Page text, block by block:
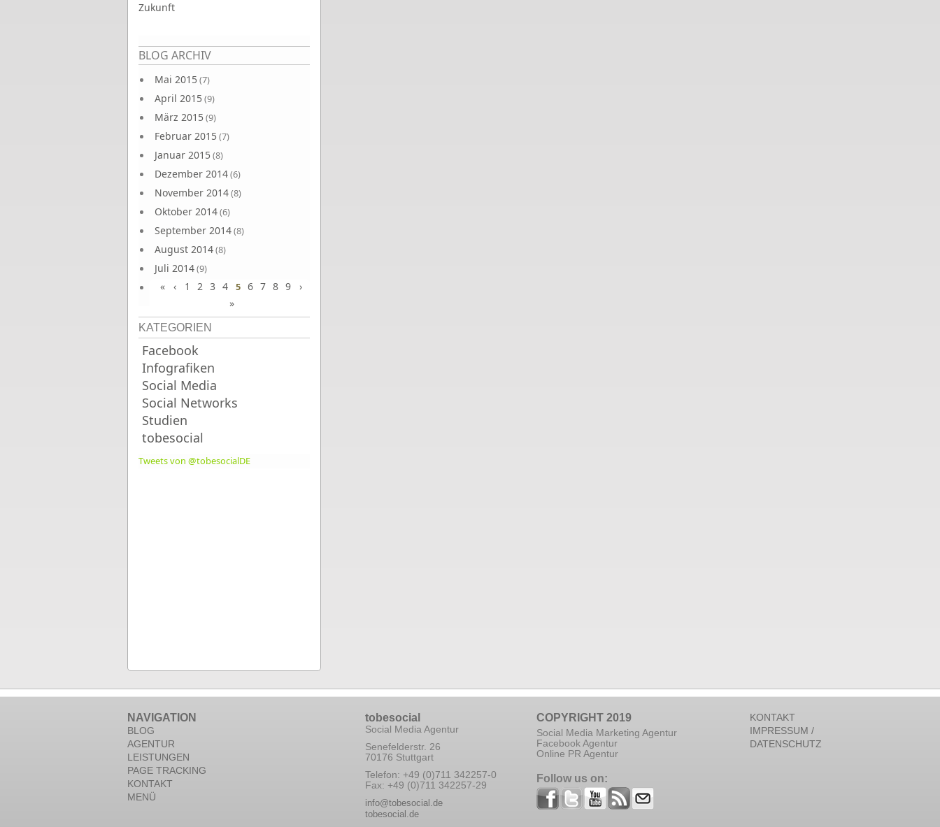
Zukunft
BLOG ARCHIV
Mai 2015(7)
April 2015(9)
März 2015(9)
Februar 2015(7)
Januar 2015(8)
Dezember 2014(6)
November 2014(8)
Oktober 2014(6)
September 2014(8)
August 2014(8)
Juli 2014(9)
Juni 2014(8)
Seiten
« ‹ 1 2 3 4 5 6 7 8 9
›
»
KATEGORIEN
Facebook
Infografiken
Social Media
Social Networks
Studien
tobesocial
Tweets von @tobesocialDE
NAVIGATION
BLOG
AGENTUR
LEISTUNGEN
PAGE TRACKING
KONTAKT
MENÜ
tobesocial
Social Media Agentur
Senefelderstr. 26
70176 Stuttgart
Telefon: +49 (0)711 342257-0
Fax: +49 (0)711 342257-29
info@tobesocial.de
tobesocial.de
COPYRIGHT 2019
Social Media Marketing Agentur
Facebook Agentur
Online PR Agentur
Follow us on:
KONTAKT
IMPRESSUM /
DATENSCHUTZ